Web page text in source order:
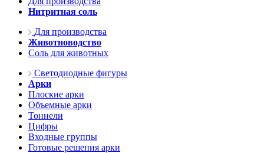
Нитритная соль
Для производства
Животноводство
Соль для животных
Светодиодные фигуры
Арки
Плоские арки
Объемные арки
Тоннели
Цифры
Входные группы
Готовые решения арки